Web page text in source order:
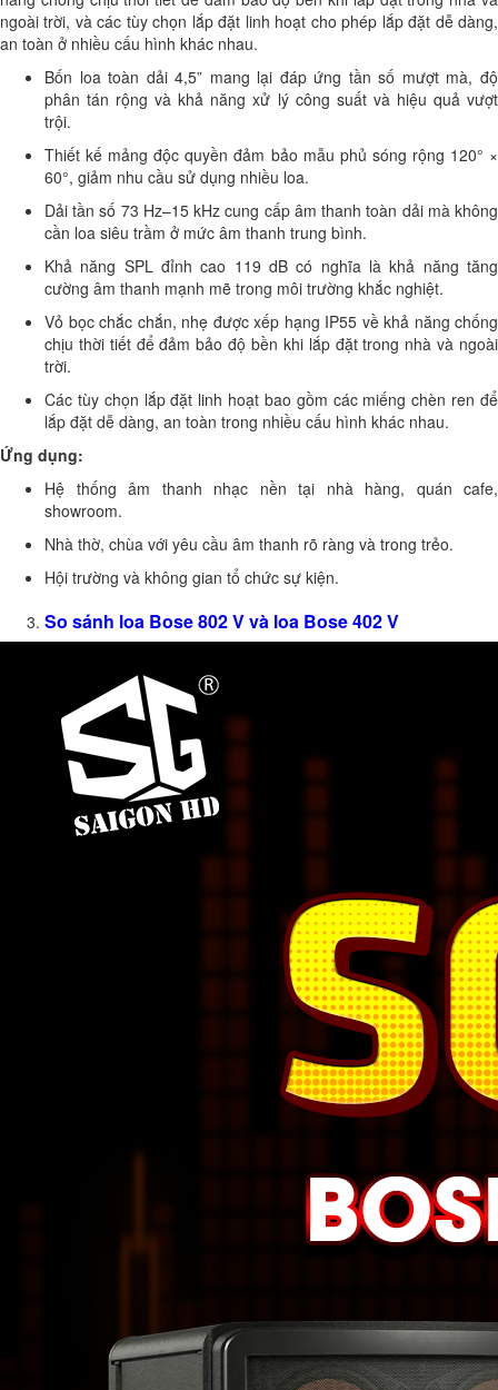
ngoài trời, và các tùy chọn lắp đặt linh hoạt cho phép lắp đặt dễ dàng,
an toàn ở nhiều cấu hình khác nhau.
Bốn loa toàn dải 4,5” mang lại đáp ứng tần số mượt mà, độ
phân tán rộng và khả năng xử lý công suất và hiệu quả vượt
trội.
Thiết kế mảng độc quyền đảm bảo mẫu phủ sóng rộng 120° ×
60°, giảm nhu cầu sử dụng nhiều loa.
Dải tần số 73 Hz–15 kHz cung cấp âm thanh toàn dải mà không
cần loa siêu trầm ở mức âm thanh trung bình.
Khả năng SPL đỉnh cao 119 dB có nghĩa là khả năng tăng
cường âm thanh mạnh mẽ trong môi trường khắc nghiệt.
Vỏ bọc chắc chắn, nhẹ được xếp hạng IP55 về khả năng chống
chịu thời tiết để đảm bảo độ bền khi lắp đặt trong nhà và ngoài
trời.
Các tùy chọn lắp đặt linh hoạt bao gồm các miếng chèn ren để
lắp đặt dễ dàng, an toàn trong nhiều cấu hình khác nhau.
Ứng dụng:
Hệ thống âm thanh nhạc nền tại nhà hàng, quán cafe,
showroom.
Nhà thờ, chùa với yêu cầu âm thanh rõ ràng và trong trẻo.
Hội trường và không gian tổ chức sự kiện.
So sánh loa Bose 802 V và loa Bose 402 V